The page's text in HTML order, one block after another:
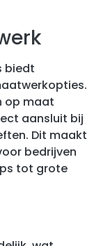
biedt
op maat
aansluit bij
Dit maakt
bedrijven
tot grote